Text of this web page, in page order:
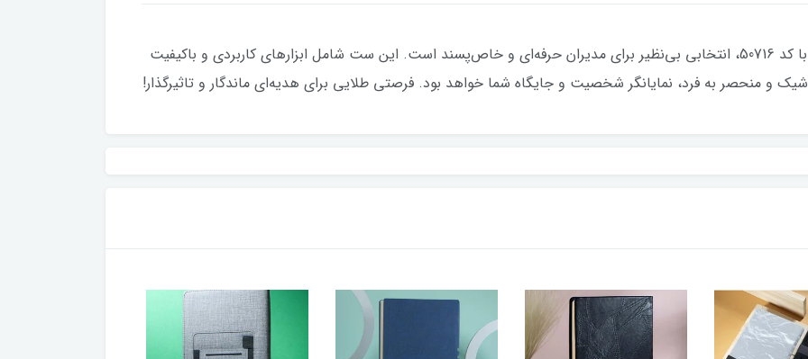
سررسید وزیری 1405 از برند معتبر ایران زمین با کد 50716، انتخابی بی‌نظیر برای مدیران حرفه‌ای و خاص‌پسند است. این ست شامل ابزارهای کاربردی و باکیفیت
و منحصر به فرد، نمایانگر شخصیت و جایگاه شما خواهد بود. فرصتی طلایی برای هدیه‌ای ماندگار و تاثیرگذار!